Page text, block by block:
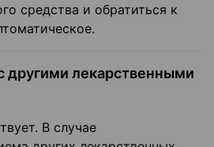
средства и обратиться к
другими лекарственными
В случае